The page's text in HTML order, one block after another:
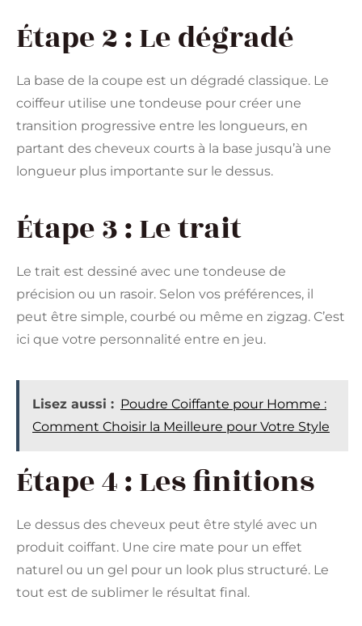
Étape 2 : Le dégradé
La base de la coupe est un dégradé classique. Le
coiffeur utilise une tondeuse pour créer une
transition progressive entre les longueurs, en
partant des cheveux courts à la base jusqu’à une
longueur plus importante sur le dessus.
Étape 3 : Le trait
Le trait est dessiné avec une tondeuse de
précision ou un rasoir. Selon vos préférences, il
peut être simple, courbé ou même en zigzag. C’est
ici que votre personnalité entre en jeu.
Lisez aussi : Poudre Coiffante pour Homme :
Comment Choisir la Meilleure pour Votre Style
Étape 4 : Les finitions
Le dessus des cheveux peut être stylé avec un
produit coiffant. Une cire mate pour un effet
naturel ou un gel pour un look plus structuré. Le
tout est de sublimer le résultat final.